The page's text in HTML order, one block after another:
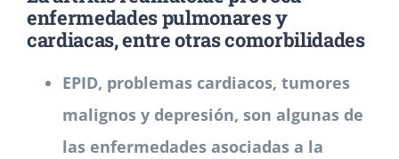
Noticias
Asóciate
enfermedades pulmonares y
cardiacas, entre otras comorbilidades
EPID, problemas cardiacos, tumores
malignos y depresión, son algunas de
las enfermedades asociadas a la